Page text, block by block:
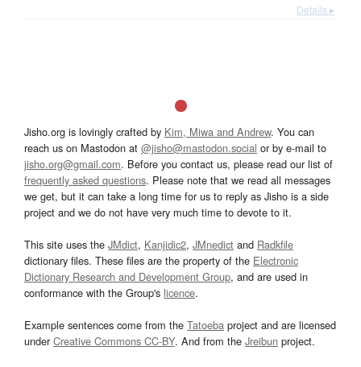
Details ▸
Jisho.org is lovingly crafted by Kim, Miwa and Andrew. You can
reach us on Mastodon at @jisho@mastodon.social or by e-mail to
jisho.org@gmail.com. Before you contact us, please read our list of
frequently asked questions. Please note that we read all messages
we get, but it can take a long time for us to reply as Jisho is a side
project and we do not have very much time to devote to it.
This site uses the JMdict, Kanjidic2, JMnedict and Radkfile
dictionary files. These files are the property of the Electronic
Dictionary Research and Development Group, and are used in
conformance with the Group's licence.
Example sentences come from the Tatoeba project and are licensed
underCreative Commons CC-BY. And from the Jreibun project.